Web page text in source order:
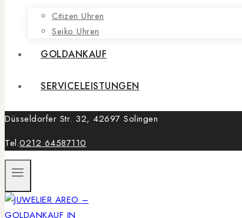
Citizen Uhren
Seiko Uhren
GOLDANKAUF
SERVICELEISTUNGEN
Düsseldorfer Str. 32, 42697 Solingen
Tel.0212 64587110